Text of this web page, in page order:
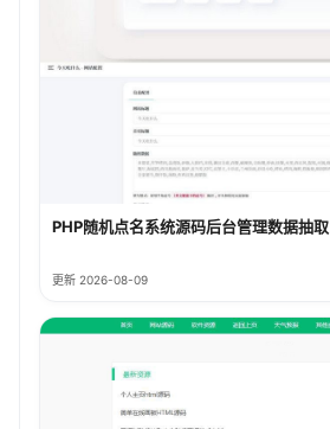
PHP随机点名系统源码后台管理数据抽取
更新 2026-08-09